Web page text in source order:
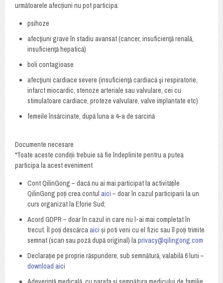
următoarele afecțiuni nu pot participa:
psihoze
afecţiuni grave în stadiu avansat (cancer, insuficienţă renală,
insuficienţă hepatică)
boli contagioase
afecţiuni cardiace severe (insuficienţă cardiacă şi respiratorie,
infarct miocardic, stenoze arteriale sau valvulare, cei cu
stimulatoare cardiace, proteze valvulare, valve implantate etc)
femeile însărcinate, după luna a 4-a de sarcină
Documente necesare
*Toate aceste condiții trebuie să fie îndeplinite pentru a putea
participa la acest eveniment
Cont QilinGong – dacă nu ai mai participat la activitățile
QilinGong poți crea contul aici – doar în cazul participarii la un
curs organizat la Eforie Sud;
Acord GDPR – doar în cazul in care nu l-ai mai completat în
trecut. Îl poți descărcaaici și poti veni cu el fizic sau îl poți trimite
semnat (scan sau poză după original) laprivacy@qilingong.com
Declarație pe proprie răspundere, sub semnătură, valabilă 6 luni –
download aici